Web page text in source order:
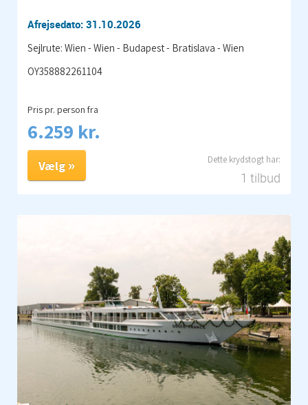
Afrejsedato: 31.10.2026
Sejlrute: Wien - Wien - Budapest - Bratislava - Wien
OY358882261104
Pris pr. person fra
6.259 kr.
1 tilbud
Vælg